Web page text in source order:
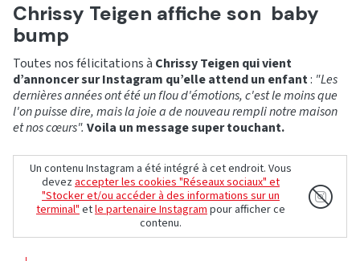
Chrissy Teigen affiche son baby
bump
Toutes nos félicitations à Chrissy Teigen qui vient
d’annoncer sur Instagram qu’elle attend un enfant: "Les
dernières années ont été un flou d'émotions, c'est le moins que
l'on puisse dire, mais la joie a de nouveau rempli notre maison
et nos cœurs". Voila un message super touchant.
Un contenu Instagram a été intégré à cet endroit. Vous
devezaccepter les cookies "Réseaux sociaux" et
"Stocker et/ou accéder à des informations sur un
terminal"etle partenaire Instagrampour afficher ce
contenu.